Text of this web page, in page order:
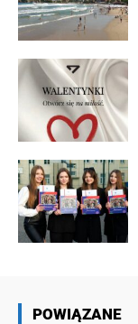
POWIĄZANE